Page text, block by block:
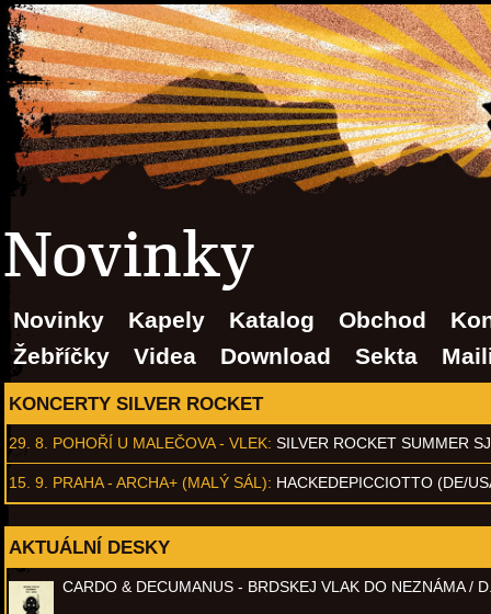
Novinky
Novinky Kapely Katalog Obchod
Žebříčky
Videa Download Sekta
KONCERTY SILVER ROCKET
29. 8. POHOŘÍ U MALEČOVA - VLEK: SILVER ROCKET SUMMER
15. 9. PRAHA - ARCHA+ (MALÝ SÁL): HACKEDEPICCIOTTO (DE/
AKTUÁLNÍ DESKY
CARDO & DECUMANUS - BRDSKEJ VLAK DO NEZNÁMA /